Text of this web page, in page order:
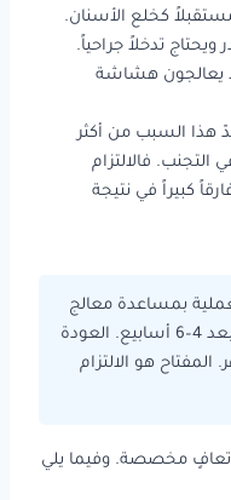
كخلع الأسنان.
ويحتاج تدخلاً جراحياً.
يعالجون هشاشة
هذا السبب من أكثر
التجنب. فالالتزام
كبيراً في نتيجة
بمساعدة معالج
طبيعي. العودة للمشي الطبيعي بعد 4–6 أسابيع. العودة
اليومي بعد 3 أشهر. المفتاح هو الالتزام
مخصصة. وفيما يلي